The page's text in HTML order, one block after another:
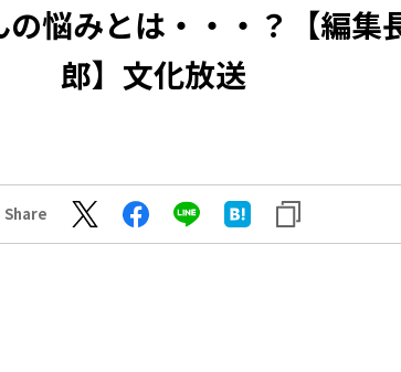
悩みとは・・・？【編集
郎】文化放送
Share